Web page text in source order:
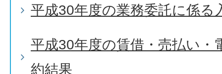
平成30年度の業務委託に係る
平成30年度の賃借・売払い・
約結果